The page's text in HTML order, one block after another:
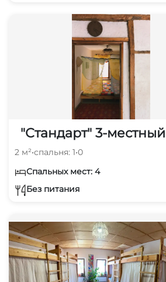
"Стандарт" 3-местный
2 м²•спальня: 1•0
Спальных мест: 4
Без питания